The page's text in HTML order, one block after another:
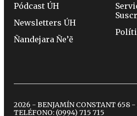
Pódcast ÚH
Newsletters ÚH
Ñandejara Ñe’ẽ
2026 - BENJAMÍN CONSTANT 658
TELÉFONO: (0994) 715 715